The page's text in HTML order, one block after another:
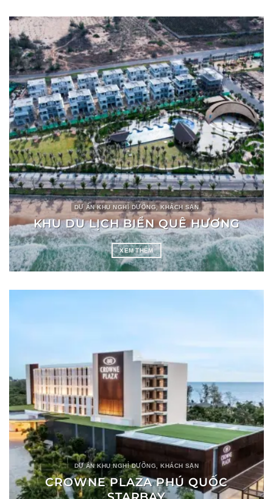
DỰ ÁN KHU NGHỈ DƯỠNG, KHÁCH SẠN
KHU DU LỊCH BIỂN QUÊ HƯƠNG
XEM THÊM
DỰ ÁN KHU NGHỈ DƯỠNG, KHÁCH SẠN
CROWNE PLAZA PHÚ QUỐC